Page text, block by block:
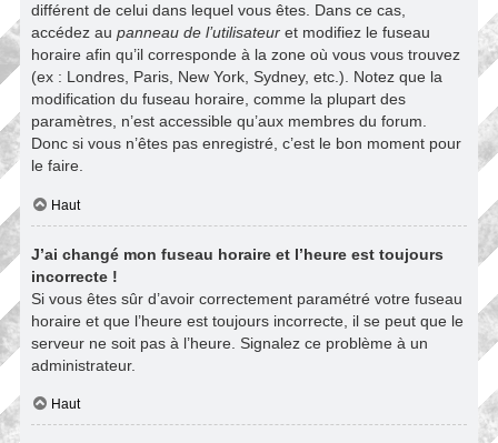
différent de celui dans lequel vous êtes. Dans ce cas,
accédez au panneau de l’utilisateur et modifiez le fuseau
horaire afin qu’il corresponde à la zone où vous vous trouvez
(ex : Londres, Paris, New York, Sydney, etc.). Notez que la
modification du fuseau horaire, comme la plupart des
paramètres, n’est accessible qu’aux membres du forum.
Donc si vous n’êtes pas enregistré, c’est le bon moment pour
le faire.
Haut
J’ai changé mon fuseau horaire et l’heure est toujours
incorrecte !
Si vous êtes sûr d’avoir correctement paramétré votre fuseau
horaire et que l’heure est toujours incorrecte, il se peut que le
serveur ne soit pas à l’heure. Signalez ce problème à un
administrateur.
Haut